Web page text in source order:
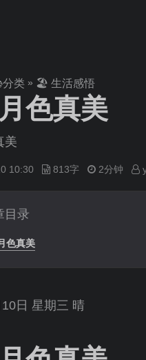
分类 » 🏖 生活感悟
色真美
美
10:30 813字 2分钟
目录
色真美
日 星期三 晴